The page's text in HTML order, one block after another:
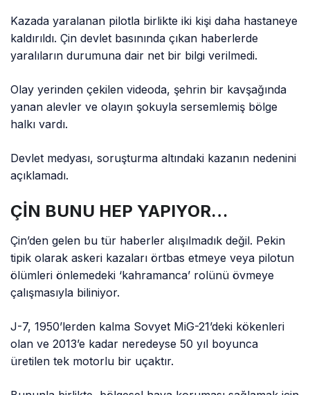
Kazada yaralanan pilotla birlikte iki kişi daha hastaneye
kaldırıldı. Çin devlet basınında çıkan haberlerde
yaralıların durumuna dair net bir bilgi verilmedi.
Olay yerinden çekilen videoda, şehrin bir kavşağında
yanan alevler ve olayın şokuyla sersemlemiş bölge
halkı vardı.
Devlet medyası, soruşturma altındaki kazanın nedenini
açıklamadı.
ÇİN BUNU HEP YAPIYOR…
Çin’den gelen bu tür haberler alışılmadık değil. Pekin
tipik olarak askeri kazaları örtbas etmeye veya pilotun
ölümleri önlemedeki ‘kahramanca’ rolünü övmeye
çalışmasıyla biliniyor.
J-7, 1950’lerden kalma Sovyet MiG-21’deki kökenleri
olan ve 2013’e kadar neredeyse 50 yıl boyunca
üretilen tek motorlu bir uçaktır.